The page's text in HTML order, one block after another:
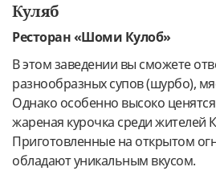
Куляб
Ресторан «Шоми Кулоб»
В этом заведении вы сможете
разнообразных супов (шурбо),
Однако особенно высоко
жареная курочка среди жителей
Приготовленные на открытом
обладают уникальным вкусом.